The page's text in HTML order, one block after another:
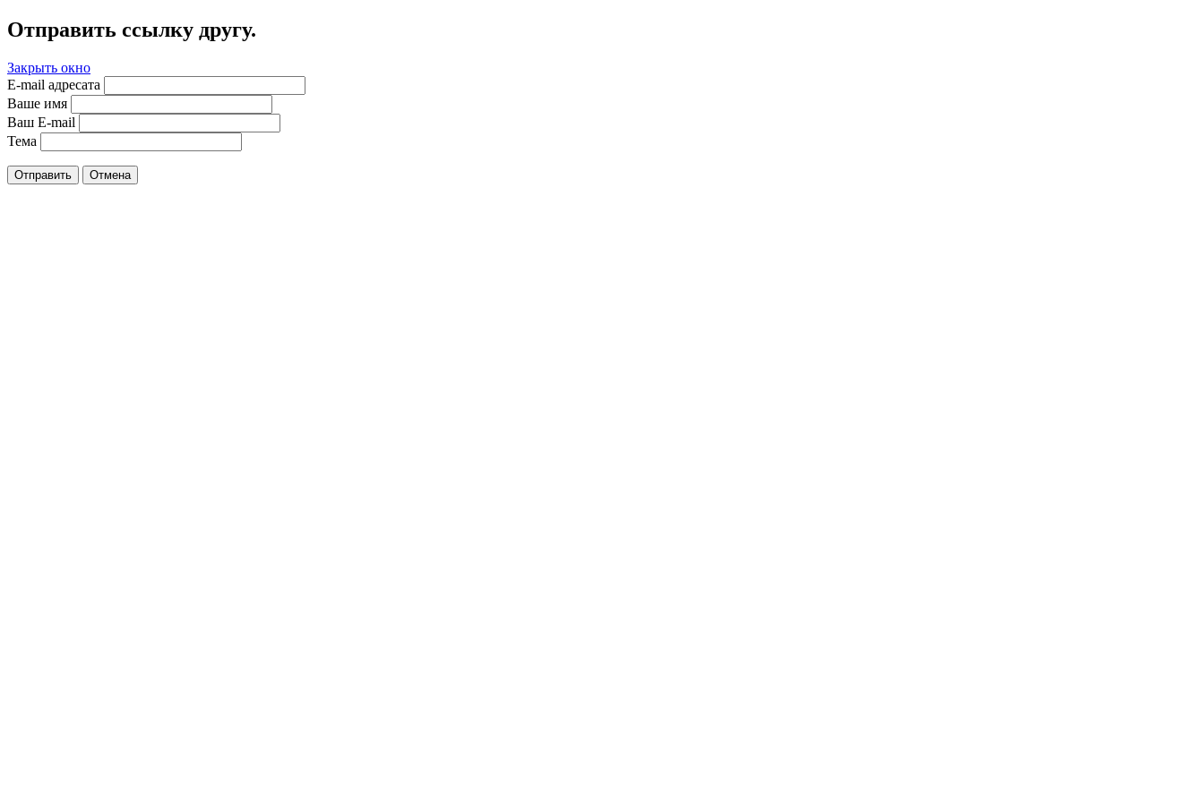
Отправить ссылку другу.
Закрыть окно
E-mail адресата
Ваше имя
Ваш E-mail
Тема
Отправить Отмена